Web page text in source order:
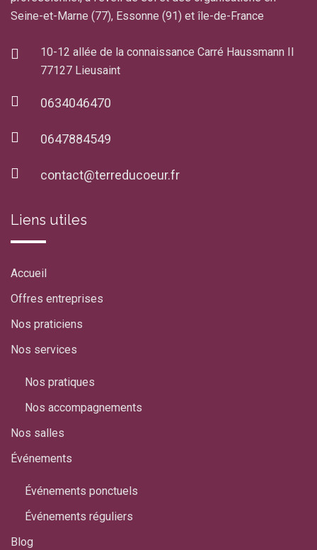
Seine-et-Marne (77), Essonne (91) et île-de-France
10-12 allée de la connaissance Carré Haussmann II
77127 Lieusaint
0634046470
0647884549
contact@terreducoeur.fr
Liens utiles
Accueil
Offres entreprises
Nos praticiens
Nos services
Nos pratiques
Nos accompagnements
Nos salles
Événements
Événements ponctuels
Événements réguliers
Blog